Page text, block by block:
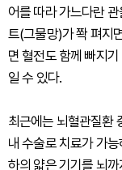
어를 따라 가느다란
트(그물망)가 쫙 펴지
면 혈전도 함께 빠지
일 수 있다.
최근에는 뇌혈관질환
내 수술로 치료가 가
하의 얇은 기기를 뇌